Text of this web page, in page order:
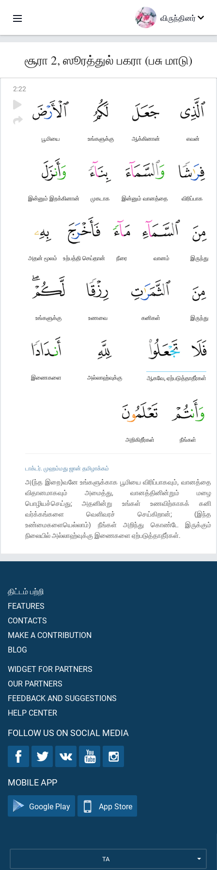
விருந்தினர்
சூரா 2, ஸூரத்துல் பகரா (பசு மாடு)
2:22
எவன்
ஆக்கினான்
உங்களுக்கு
பூமியை
விரிப்பாக
இன்னும் வானத்தை
முகடாக
இன்னும் இறக்கினான்
இருந்து
வானம்
நீரை
உற்பத்தி செய்தான்
அதன் மூலம்
இருந்து
கனிகள்
உணவை
உங்களுக்கு
ஆகவே, ஏற்படுத்தாதீர்கள்
அல்லாஹ்வுக்கு
இணைகளை
நீங்கள்
அறிகிறீர்கள்
டாக்டர். முஹம்மது ஜான் தமிழாக்கம்
அ(ந்த இறை)வனே உங்களுக்காக பூமியை விரிப்பாகவும், வானத்தை
விதானமாகவும் அமைத்து, வானத்தினின்றும் மழை
பொழியச்செய்து; அதனின்று உங்கள் உணவிற்காகக் கனி
வர்க்கங்களை வெளிவரச் செய்கிறான்; (இந்த
உண்மைகளையெல்லாம்) நீங்கள் அறிந்து கொண்டே இருக்கும்
நிலையில் அல்லாஹ்வுக்கு இணைகளை ஏற்படுத்தாதீர்கள்.
திட்டம் பற்றி
FEATURES
CONTACTS
MAKE A CONTRIBUTION
BLOG
WIDGET FOR PARTNERS
OUR PARTNERS
FEEDBACK AND SUGGESTIONS
HELP CENTER
FOLLOW US ON SOCIAL MEDIA
MOBILE APP
Google Play App Store
TA